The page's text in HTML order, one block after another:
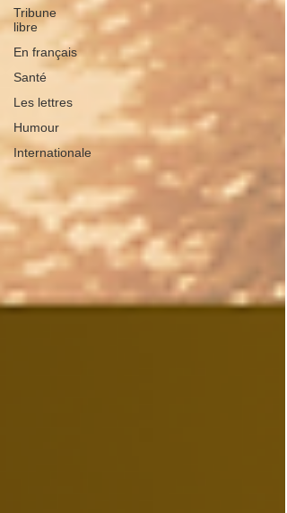
Tribune
libre
En français
Santé
Les lettres
Humour
Internationale